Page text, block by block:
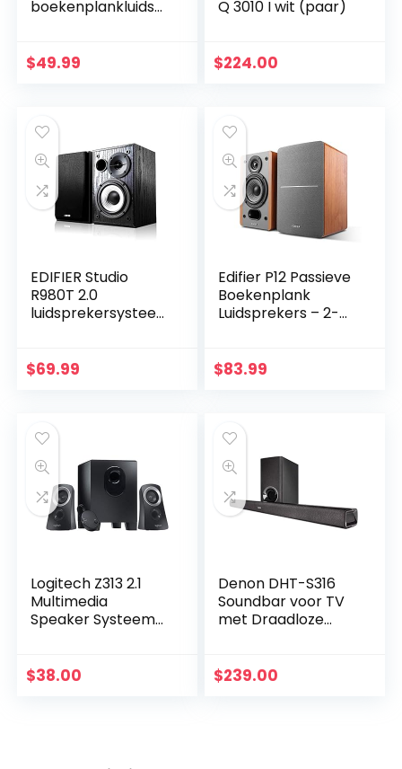
boekenplankluidsp
boxen paar (35W
$49.99
Q 3010 I wit (paar)
$224.00
EDIFIER Studio
R980T 2.0
luidsprekersystee
$69.99
Edifier P12 Passieve
Boekenplank
Luidsprekers – 2-
muurmontagebeug
$83.99
Logitech Z313 2.1
Multimedia
Speaker Systeem
Watt
$38.00
Denon DHT-S316
Soundbar voor TV
met Draadloze
Dolby Digital, DTS-
$239.00